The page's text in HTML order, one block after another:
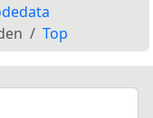
Top